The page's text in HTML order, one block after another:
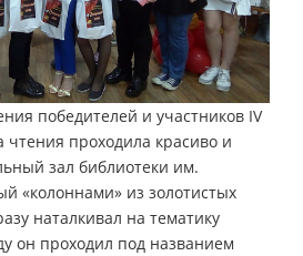
победителей и участников IV
чтения проходила красиво и
зал библиотеки им.
«колоннами» из золотистых
наталкивал на тематику
он проходил под названием